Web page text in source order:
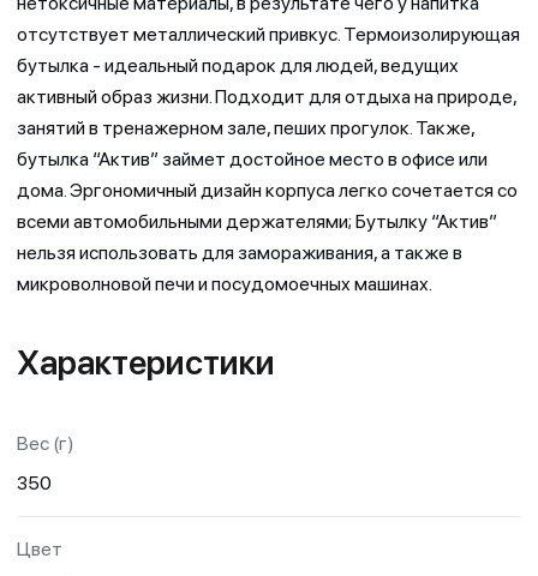
отсутствует металлический привкус. Термоизолирующая
бутылка - идеальный подарок для людей, ведущих
активный образ жизни. Подходит для отдыха на природе,
занятий в тренажерном зале, пеших прогулок. Также,
бутылка “Актив” займет достойное место в офисе или
дома. Эргономичный дизайн корпуса легко сочетается со
всеми автомобильными держателями; Бутылку “Актив”
нельзя использовать для замораживания, а также в
микроволновой печи и посудомоечных машинах.
Характеристики
Вес (г)
350
Цвет